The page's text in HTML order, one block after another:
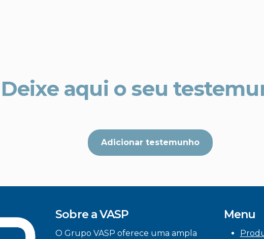
Deixe aqui o seu
Adicionar testemunho
Sobre a VASP
O Grupo VASP oferece uma ampla
Menu